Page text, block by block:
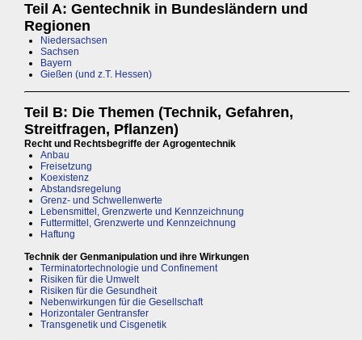
Teil A: Gentechnik in Bundesländern und
Regionen
Niedersachsen
Sachsen
Bayern
Gießen (und z.T. Hessen)
Teil B: Die Themen (Technik, Gefahren,
Streitfragen, Pflanzen)
Recht und Rechtsbegriffe der Agrogentechnik
Anbau
Freisetzung
Koexistenz
Abstandsregelung
Grenz- und Schwellenwerte
Lebensmittel, Grenzwerte und Kennzeichnung
Futtermittel, Grenzwerte und Kennzeichnung
Haftung
Technik der Genmanipulation und ihre Wirkungen
Terminatortechnologie und Confinement
Risiken für die Umwelt
Risiken für die Gesundheit
Nebenwirkungen für die Gesellschaft
Horizontaler Gentransfer
Transgenetik und Cisgenetik